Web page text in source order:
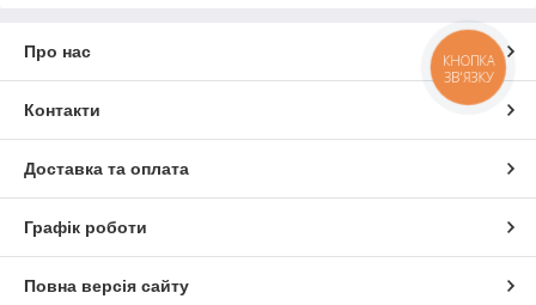
Про нас
Контакти
Доставка та оплата
Графік роботи
Повна версія сайту
КНОПКА
ЗВ'ЯЗКУ